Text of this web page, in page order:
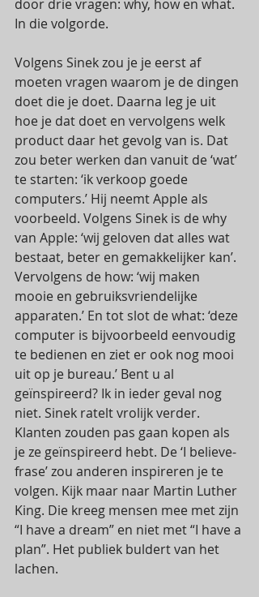
door drie vragen: why, how en what.
In die volgorde.
Volgens Sinek zou je je eerst af
moeten vragen waarom je de dingen
doet die je doet. Daarna leg je uit
hoe je dat doet en vervolgens welk
product daar het gevolg van is. Dat
zou beter werken dan vanuit de ‘wat’
te starten: ‘ik verkoop goede
computers.’ Hij neemt Apple als
voorbeeld. Volgens Sinek is de why
van Apple: ‘wij geloven dat alles wat
bestaat, beter en gemakkelijker kan’.
Vervolgens de how: ‘wij maken
mooie en gebruiksvriendelijke
apparaten.’ En tot slot de what: ‘deze
computer is bijvoorbeeld eenvoudig
te bedienen en ziet er ook nog mooi
uit op je bureau.’ Bent u al
geïnspireerd? Ik in ieder geval nog
niet. Sinek ratelt vrolijk verder.
Klanten zouden pas gaan kopen als
je ze geïnspireerd hebt. De ‘I believe-
frase’ zou anderen inspireren je te
volgen. Kijk maar naar Martin Luther
King. Die kreeg mensen mee met zijn
“I have a dream” en niet met “I have a
plan”. Het publiek buldert van het
lachen.